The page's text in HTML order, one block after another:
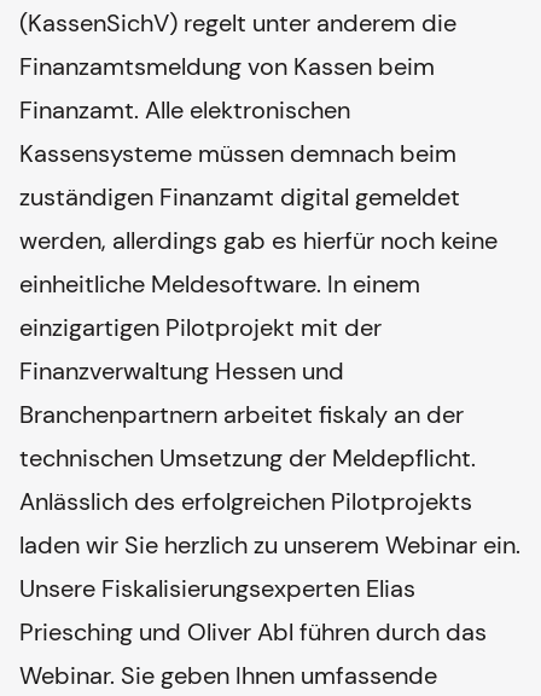
(KassenSichV) regelt unter anderem die
Finanzamtsmeldung von Kassen beim
Finanzamt. Alle elektronischen
Kassensysteme müssen demnach beim
zuständigen Finanzamt digital gemeldet
werden, allerdings gab es hierfür noch keine
einheitliche Meldesoftware. In einem
einzigartigen Pilotprojekt mit der
Finanzverwaltung Hessen und
Branchenpartnern arbeitet fiskaly an der
technischen Umsetzung der Meldepflicht.
Anlässlich des erfolgreichen Pilotprojekts
laden wir Sie herzlich zu unserem Webinar ein.
Unsere Fiskalisierungsexperten Elias
Priesching und Oliver Abl führen durch das
Webinar. Sie geben Ihnen umfassende